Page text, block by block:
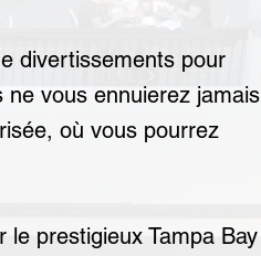
divertissements pour
vous ennuierez jamais
où vous pourrez
prestigieux Tampa Bay